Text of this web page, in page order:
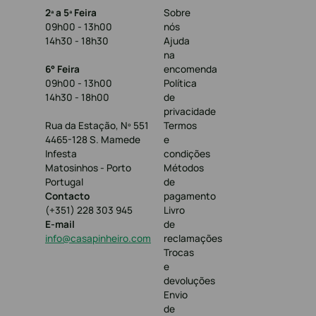
2ª a 5ª Feira
09h00 - 13h00
14h30 - 18h30
6° Feira
09h00 - 13h00
14h30 - 18h00
Rua da Estação, Nº 551
4465-128 S. Mamede
Infesta
Matosinhos - Porto
Portugal
Contacto
(+351) 228 303 945
E-mail
info@casapinheiro.com
Sobre
nós
Ajuda
na
encomenda
Política
de
privacidade
Termos
e
condições
Métodos
de
pagamento
Livro
de
reclamações
Trocas
e
devoluções
Envio
de